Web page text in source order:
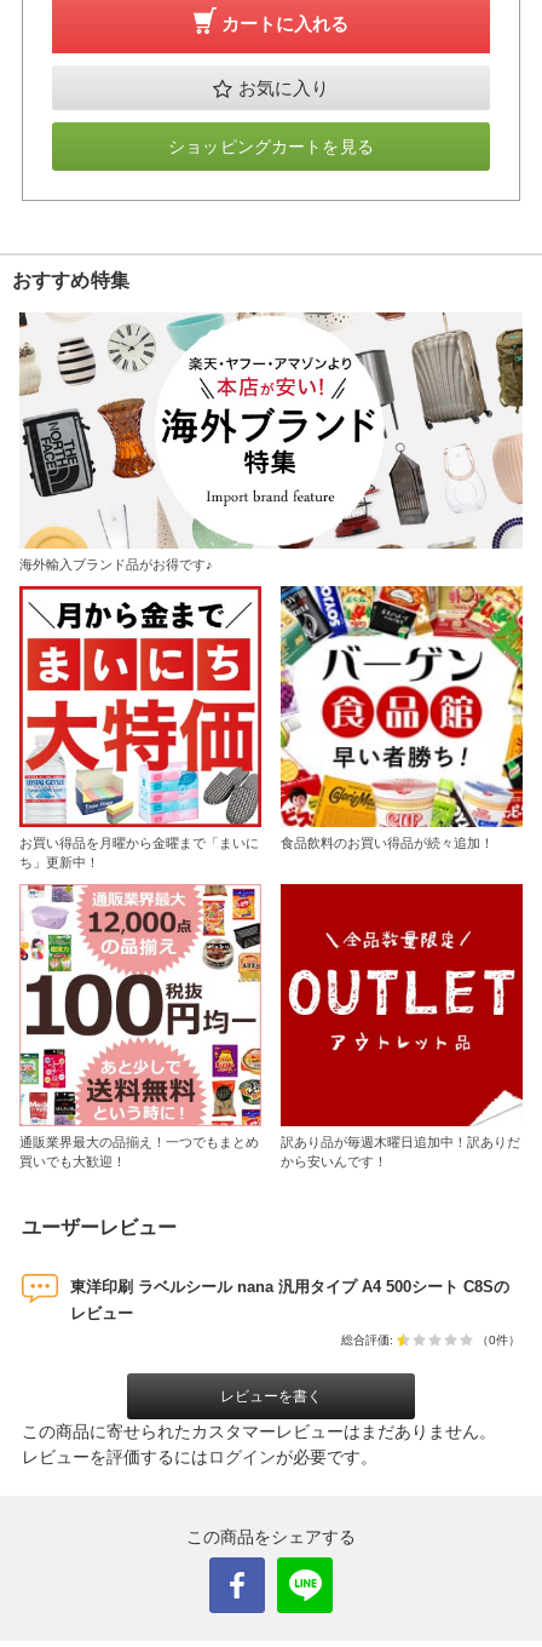
カートに入れる
お気に入り
ショッピングカートを見る
おすすめ特集
海外輸入ブランド品がお得です♪
お買い得品を月曜から金曜まで「まいに
ち」更新中！
食品飲料のお買い得品が続々追加！
通販業界最大の品揃え！一つでもまとめ
買いでも大歓迎！
訳あり品が毎週木曜日追加中！訳ありだ
から安いんです！
ユーザーレビュー
東洋印刷 ラベルシール nana 汎用タイプ A4 500シート C8Sの
レビュー
総合評価: （0件）
レビューを書く
この商品に寄せられたカスタマーレビューはまだありません。
レビューを評価するにはログインが必要です。
この商品をシェアする